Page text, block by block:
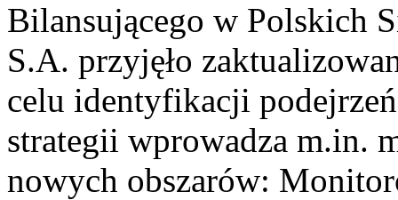
Bilansującego w Polskich
S.A. przyjęło
celu identyfikacji
strategii wprowadza m.in.
nowych obszarów: